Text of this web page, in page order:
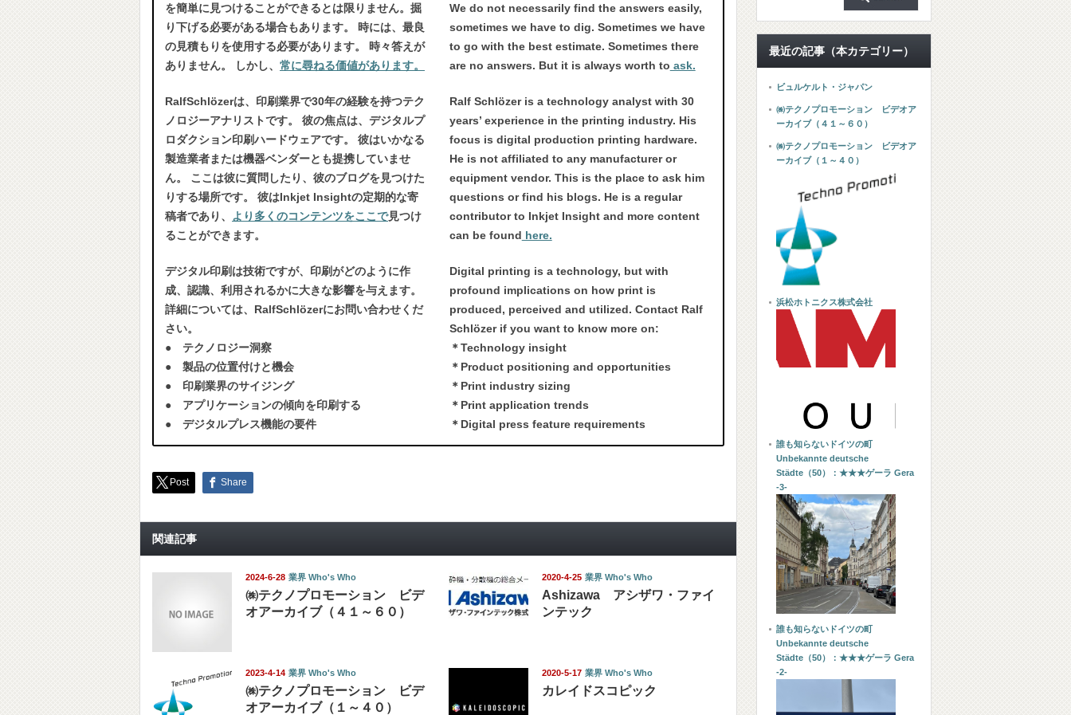
を簡単に見つけることができるとは限りません。掘
り下げる必要がある場合もあります。 時には、最良
の見積もりを使用する必要があります。 時々答えが
ありません。 しかし、 常に尋ねる価値があります。
RalfSchlözerは、印刷業界で30年の経験を持つテク
ノロジーアナリストです。 彼の焦点は、デジタルプ
ロダクション印刷ハードウェアです。 彼はいかなる
製造業者または機器ベンダーとも提携していませ
ん。 ここは彼に質問したり、彼のブログを見つけた
りする場所です。 彼はInkjet Insightの定期的な寄
稿者であり、
より多くのコンテンツをここで見つけ
ることができます。
デジタル印刷は技術ですが、印刷がどのように作
成、認識、利用されるかに大きな影響を与えます。
詳細については、RalfSchlözerにお問い合わせくだ
さい。
● テクノロジー洞察
● 製品の位置付けと機会
● 印刷業界のサイジング
● アプリケーションの傾向を印刷する
● デジタルプレス機能の要件
We do not necessarily find the answers easily,
sometimes we have to dig. Sometimes we have
to go with the best estimate. Sometimes there
are no answers. But it is always worth to ask.
Ralf Schlözer is a technology analyst with 30
years’ experience in the printing industry. His
focus is digital production printing hardware.
He is not affiliated to any manufacturer or
equipment vendor. This is the place to ask him
questions or find his blogs. He is a regular
contributor to Inkjet Insight and more content
can be found here.
Digital printing is a technology, but with
profound implications on how print is
produced, perceived and utilized. Contact Ralf
Schlözer if you want to know more on:
＊Technology insight
＊Product positioning and opportunities
＊Print industry sizing
＊Print application trends
＊Digital press feature requirements
Post Share
関連記事
2024-6-28 業界 Who's Who
㈱テクノプロモーション ビデ
オアーカイブ（４１～６０）
2020-4-25 業界 Who's Who
Ashizawa アシザワ・ファイ
ンテック
2023-4-14 業界 Who's Who
㈱テクノプロモーション ビデ
オアーカイブ（１～４０）
2020-5-17 業界 Who's Who
カレイドスコピック
最近の記事（本カテゴリー）
ビュルケルト・ジャパン
㈱テクノプロモーション ビデオア
ーカイブ（４１～６０）
㈱テクノプロモーション ビデオア
ーカイブ（１～４０）
浜松ホトニクス株式会社
誰も知らないドイツの町
Unbekannte deutsche
Städte（50）：★★★ゲーラ Gera
-3-
誰も知らないドイツの町
Unbekannte deutsche
Städte（50）：★★★ゲーラ Gera
-2-